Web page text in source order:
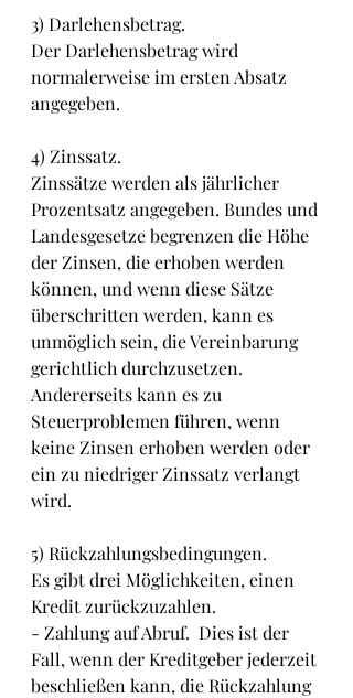
3) Darlehensbetrag.
Der Darlehensbetrag wird
normalerweise im ersten Absatz
angegeben.
4) Zinssatz.
Zinssätze werden als jährlicher
Prozentsatz angegeben. Bundes und
Landesgesetze begrenzen die Höhe
der Zinsen, die erhoben werden
können, und wenn diese Sätze
überschritten werden, kann es
unmöglich sein, die Vereinbarung
gerichtlich durchzusetzen.
Andererseits kann es zu
Steuerproblemen führen, wenn
keine Zinsen erhoben werden oder
ein zu niedriger Zinssatz verlangt
wird.
5) Rückzahlungsbedingungen.
Es gibt drei Möglichkeiten, einen
Kredit zurückzuzahlen.
- Zahlung auf Abruf.  Dies ist der
Fall, wenn der Kreditgeber jederzeit
beschließen kann, die Rückzahlung